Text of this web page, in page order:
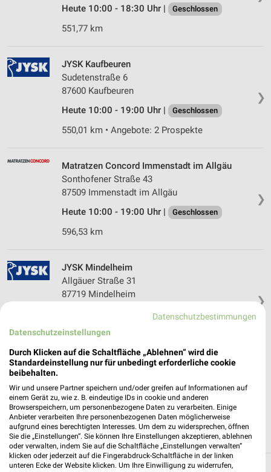
Heute 10:00 - 18:30 Uhr |
Geschlossen
551,77 km
❯
JYSK Kaufbeuren
Sudetenstraße 6
87600 Kaufbeuren
Heute 10:00 - 19:00 Uhr |
Geschlossen
550,01 km • Angebote: 2 Prospekte
❯
Matratzen Concord Immenstadt im Allgäu
Sonthofener Straße 43
87509 Immenstadt im Allgäu
Heute 10:00 - 19:00 Uhr |
Geschlossen
596,53 km
❯
JYSK Mindelheim
Allgäuer Straße 31
87719 Mindelheim
Heute 10:00 - 18:30 Uhr | Geschlossen
538,22 km • Angebote: 2 Prospekte
Matratzen Concord Sonthofen
Jahnstraße 1
87527 Sonthofen
Heute 10:00 - 19:00 Uhr | Geschlossen
599,18 km
Datenschutzbestimmungen
Datenschutzeinstellungen
Durch Klicken auf die Schaltfläche „Ablehnen“ wird die
Standardeinstellung nur für unbedingt erforderliche cookie
beibehalten.
Wir und unsere Partner speichern und/oder greifen auf Informationen auf
einem Gerät zu, wie z. B. eindeutige IDs in cookie und anderen
Browserspeichern, um personenbezogene Daten zu verarbeiten. Einige
Anbieter verarbeiten Ihre personenbezogenen Daten möglicherweise
aufgrund eines berechtigten Interesses. Um dem zu widersprechen, öffnen
Sie die „Einstellungen“. Sie können Ihre Einstellungen akzeptieren, ablehnen
oder verwalten, indem Sie auf die Schaltfläche „Einstellungen verwalten“
klicken oder jederzeit auf die Fingerabdruck-Schaltfläche in der linken
unteren Ecke der Website klicken. Um Ihre Einwilligung zu widerrufen,